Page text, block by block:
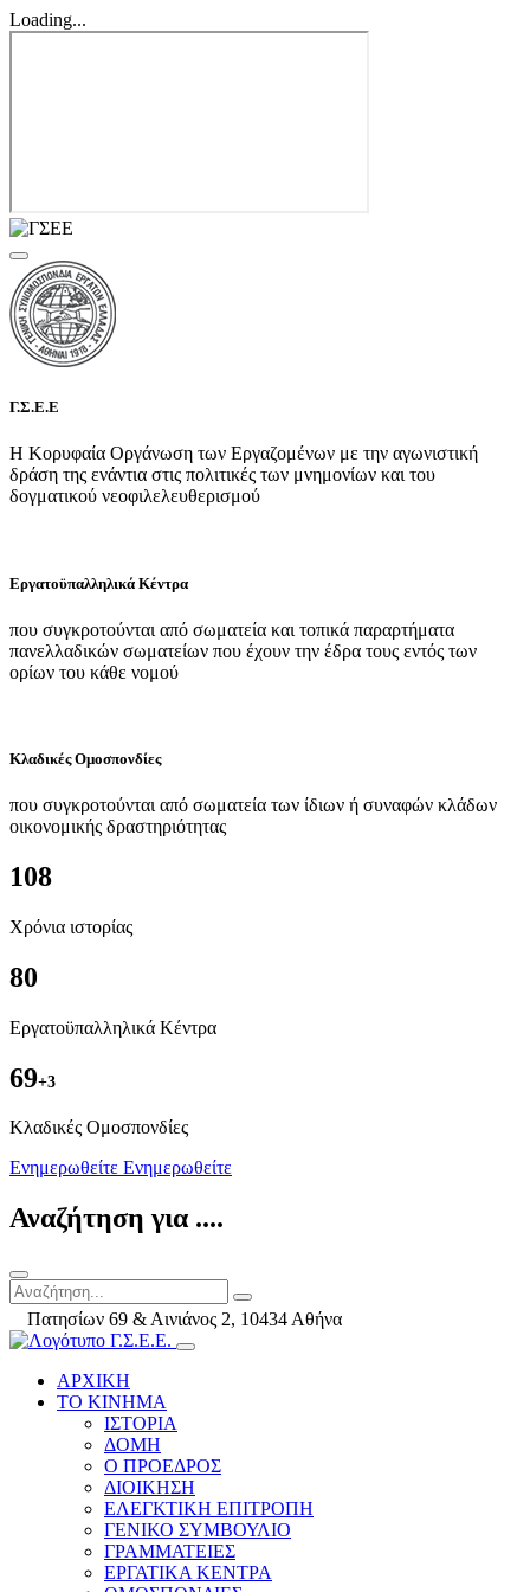
Loading...
Γ.Σ.Ε.Ε
Η Κορυφαία Οργάνωση των Εργαζομένων με την αγωνιστική
δράση της ενάντια στις πολιτικές των μνημονίων και του
δογματικού νεοφιλελευθερισμού
Εργατοϋπαλληλικά Κέντρα
που συγκροτούνται από σωματεία και τοπικά παραρτήματα
πανελλαδικών σωματείων που έχουν την έδρα τους εντός των
ορίων του κάθε νομού
Κλαδικές Ομοσπονδίες
που συγκροτούνται από σωματεία των ίδιων ή συναφών κλάδων
οικονομικής δραστηριότητας
108
Χρόνια ιστορίας
80
Εργατοϋπαλληλικά Κέντρα
69+3
Kλαδικές Ομοσπονδίες
Ενημερωθείτε Ενημερωθείτε
Αναζήτηση για ....
Πατησίων 69 & Αινιάνος 2, 10434 Αθήνα
ΑΡΧΙΚΗ
ΤΟ ΚΙΝΗΜΑ
ΙΣΤΟΡΙΑ
ΔΟΜΗ
Ο ΠΡΟΕΔΡΟΣ
ΔΙΟΙΚΗΣΗ
ΕΛΕΓΚΤΙΚΗ ΕΠΙΤΡΟΠΗ
ΓΕΝΙΚΟ ΣΥΜΒΟΥΛΙΟ
ΓΡΑΜΜΑΤΕΙΕΣ
ΕΡΓΑΤΙΚΑ ΚΕΝΤΡΑ